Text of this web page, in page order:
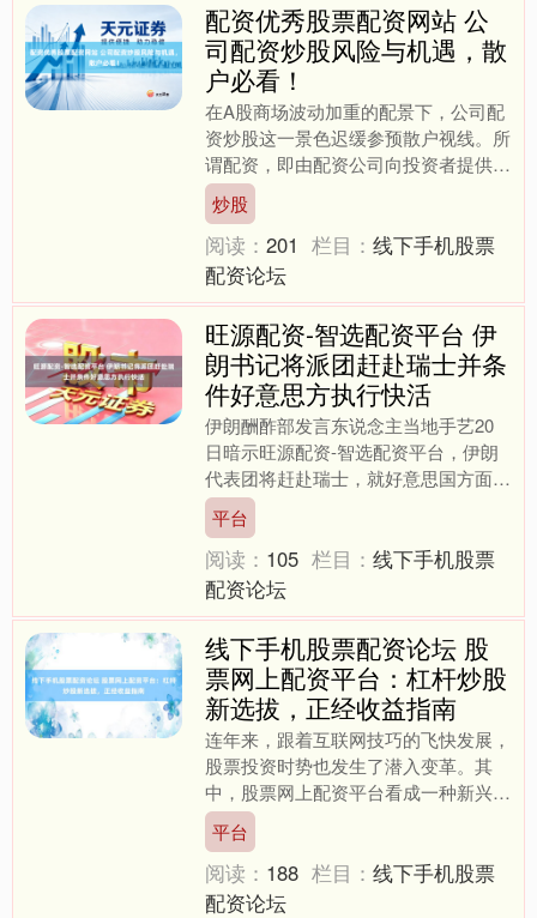
配资优秀股票配资网站 公
司配资炒股风险与机遇，散
户必看！
在A股商场波动加重的配景下，公司配
资炒股这一景色迟缓参预散户视线。所
谓配资，即由配资公司向投资者提供资
金杠杆，匡助其放大往复畛域。关于资
金有限的散户而言，这看似....
炒股
阅读：201 栏目：线下手机股票
配资论坛
旺源配资-智选配资平台 伊
朗书记将派团赶赴瑞士并条
件好意思方执行快活
伊朗酬酢部发言东说念主当地手艺20
日暗示旺源配资-智选配资平台，伊朗
代表团将赶赴瑞士，就好意思国方面执
行快活一事提议诉求，并明确他们将怎
样执行我方的快活。发言东....
平台
阅读： 105 栏目：线下手机股票
配资论坛
线下手机股票配资论坛 股
票网上配资平台：杠杆炒股
新选拔，正经收益指南
连年来，跟着互联网技巧的飞快发展，
股票投资时势也发生了潜入变革。其
中，股票网上配资平台看成一种新兴的
杠杆炒股器具，正渐渐受到越来越多投
资者的热心。它不仅为资金有....
平台
阅读： 188 栏目：线下手机股票
配资论坛